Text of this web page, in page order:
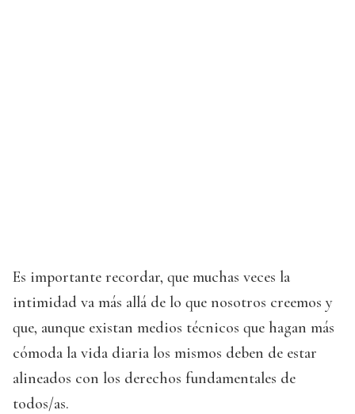
Es importante recordar, que muchas veces la
intimidad va más allá de lo que nosotros creemos y
que, aunque existan medios técnicos que hagan más
cómoda la vida diaria los mismos deben de estar
alineados con los derechos fundamentales de
todos/as.